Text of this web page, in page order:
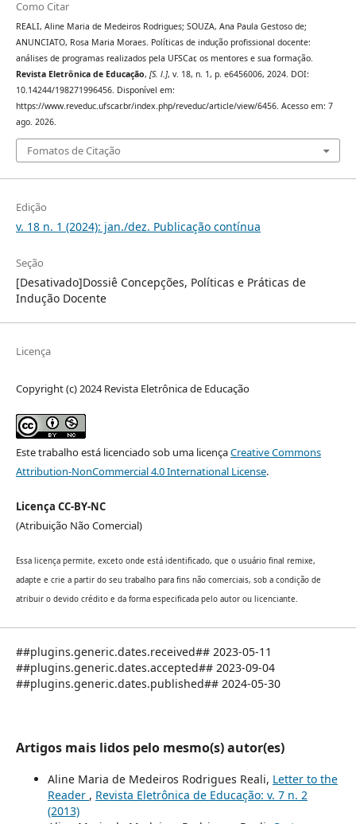
Como Citar
REALI, Aline Maria de Medeiros Rodrigues; SOUZA, Ana Paula Gestoso de;
ANUNCIATO, Rosa Maria Moraes. Políticas de indução profissional docente:
análises de programas realizados pela UFSCar, os mentores e sua formação.
Revista Eletrônica de Educação, [S. l.], v. 18, n. 1, p. e6456006, 2024. DOI:
10.14244/198271996456. Disponível em:
https://www.reveduc.ufscar.br/index.php/reveduc/article/view/6456. Acesso em: 7
ago. 2026.
Fomatos de Citação
Edição
v. 18 n. 1 (2024): jan./dez. Publicação contínua
Seção
[Desativado]Dossiê Concepções, Políticas e Práticas de
Indução Docente
Licença
Copyright (c) 2024 Revista Eletrônica de Educação
Este trabalho está licenciado sob uma licençaCreative Commons
Attribution-NonCommercial 4.0 International License.
Licença CC-BY-NC
(Atribuição Não Comercial)
Essa licença permite, exceto onde está identificado, que o usuário final remixe,
adapte e crie a partir do seu trabalho para fins não comerciais, sob a condição de
atribuir o devido crédito e da forma especificada pelo autor ou licenciante.
##plugins.generic.dates.received## 2023-05-11
##plugins.generic.dates.accepted## 2023-09-04
##plugins.generic.dates.published## 2024-05-30
Artigos mais lidos pelo mesmo(s) autor(es)
Aline Maria de Medeiros Rodrigues Reali, Letter to the
Reader , Revista Eletrônica de Educação: v. 7 n. 2
(2013)